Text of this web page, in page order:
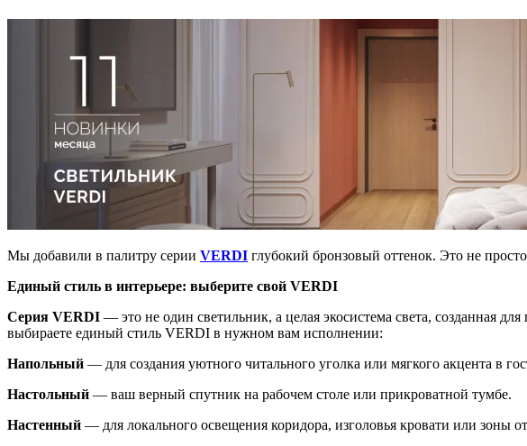
Мы добавили в палитру серии VERDI глубокий бронзовый оттенок. Это не
Единый стиль в интерьере: выберите свой VERDI
Серия VERDI — это не один светильник, а целая экосистема света, созданная
выбираете единый стиль VERDI в нужном вам исполнении:
Напольный — для создания уютного читального уголка или мягкого акцента в
Настольный — ваш верный спутник на рабочем столе или прикроватной тумбе.
Настенный — для локального освещения коридора, изголовья кровати или зоны